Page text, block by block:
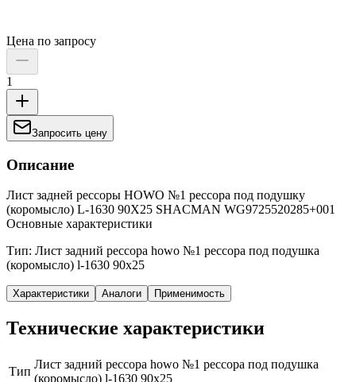
Цена по запросу
1
Запросить цену
Описание
Лист задней рессоры HOWO №1 рессора под подушку
(коромысло) L-1630 90X25 SHACMAN WG9725520285+001
Основные характеристики
Тип: Лист задний рессора howo №1 рессора под подушка
(коромысло) l-1630 90x25
Характеристики Аналоги Применимость
Технические характеристики
Тип
Лист задний рессора howo №1 рессора под подушка
(коромысло) l-1630 90x25